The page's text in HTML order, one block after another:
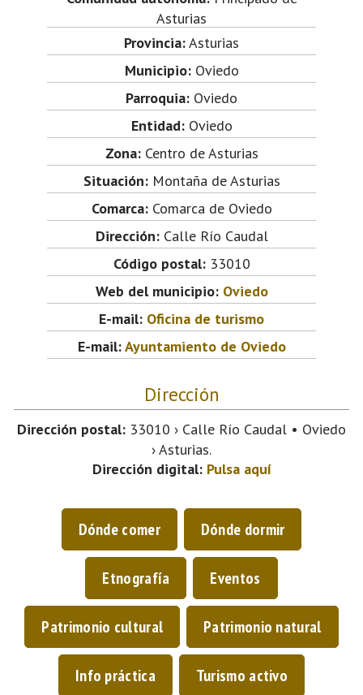
Asturias
Provincia:Asturias
Municipio:Oviedo
Parroquia: Oviedo
Entidad:Oviedo
Zona:Centro de Asturias
Situación:Montaña de Asturias
Comarca:Comarca de Oviedo
Dirección:Calle Río Caudal
Código postal:33010
Web del municipio: Oviedo
E-mail: Oficina de turismo
E-mail:Ayuntamiento de Oviedo
Dirección
Dirección postal: 33010 › Calle Río Caudal • Oviedo
› Asturias.
Dirección digital: Pulsa aquí
Dónde comer Dónde dormir
Etnografía Eventos
Patrimonio cultural Patrimonio natural
Info práctica Turismo activo